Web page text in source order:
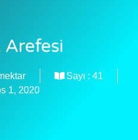
Arefesi
Sayı : 41
1, 2020